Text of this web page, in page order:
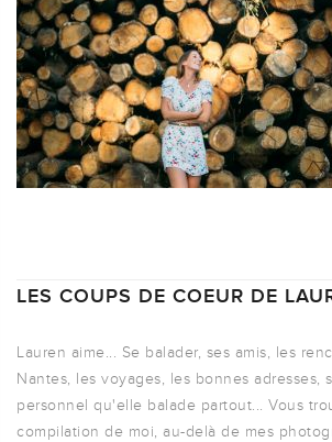
LES COUPS DE COEUR DE
Lauren aime... Se balader, ses amis, les
Nantes, les voyages, les bonnes adresses,
personnel qu'elle balade partout... Vous
compilation de moi, au-delà de mes